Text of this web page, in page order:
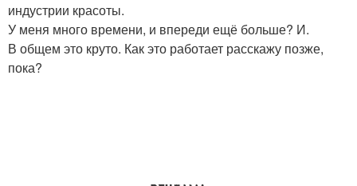
индустрии красоты.
У меня много времени, и впереди ещё больше? И.
В общем это круто. Как это работает расскажу позже,
пока?